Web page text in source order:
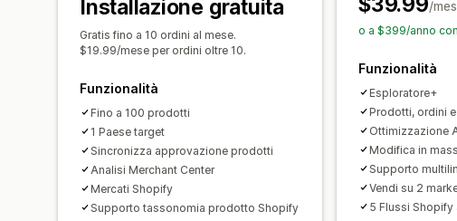
Installazione gratuita
Gratis fino a 10 ordini al mese.
$19.99/mese per ordini oltre 10.
Funzionalità
Fino a 100 prodotti
1 Paese target
Sincronizza approvazione prodotti
Analisi Merchant Center
Mercati Shopify
Supporto tassonomia prodotto Shopify
/
o a $399/anno
Funzionalità
Esploratore+
Prodotti, ordini
Ottimizzazione
Modifica in
Supporto
Vendi su 2
5 Flussi Shopify